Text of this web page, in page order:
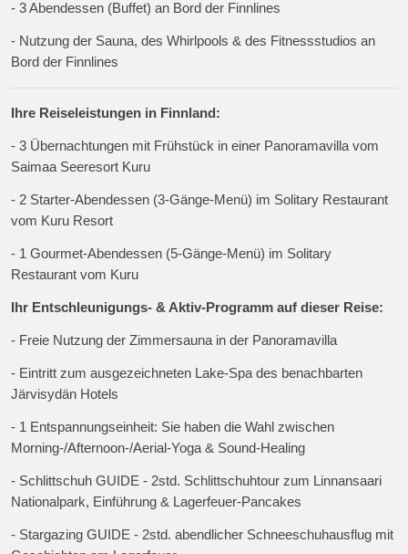
- 3 Abendessen (Buffet) an Bord der Finnlines
- Nutzung der Sauna, des Whirlpools & des Fitnessstudios an
Bord der Finnlines
Ihre Reiseleistungen in Finnland:
- 3 Übernachtungen mit Frühstück in einer Panoramavilla vom
Saimaa Seeresort Kuru
- 2 Starter-Abendessen (3-Gänge-Menü) im Solitary Restaurant
vom Kuru Resort
- 1 Gourmet-Abendessen (5-Gänge-Menü) im Solitary
Restaurant vom Kuru
Ihr Entschleunigungs- & Aktiv-Programm auf dieser Reise:
- Freie Nutzung der Zimmersauna in der Panoramavilla
- Eintritt zum ausgezeichneten Lake-Spa des benachbarten
Järvisydän Hotels
- 1 Entspannungseinheit: Sie haben die Wahl zwischen
Morning-/Afternoon-/Aerial-Yoga & Sound-Healing
- Schlittschuh GUIDE - 2std. Schlittschuhtour zum Linnansaari
Nationalpark, Einführung & Lagerfeuer-Pancakes
- Stargazing GUIDE - 2std. abendlicher Schneeschuhausflug mit